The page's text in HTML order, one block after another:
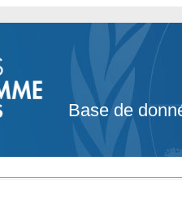
Base de